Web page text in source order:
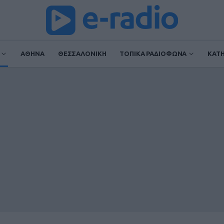
ΑΘΗΝΑ ΘΕΣΣΑΛΟΝΙΚΗ ΤΟΠΙΚΑ ΡΑΔΙΟΦΩΝΑ